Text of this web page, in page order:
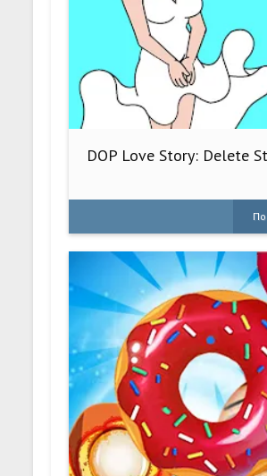
DOP Love Story: Delete